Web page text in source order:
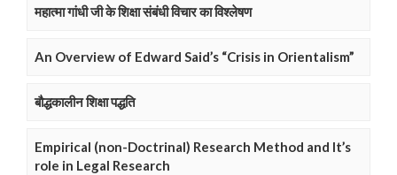
महात्मा गांधी जी के शिक्षा संबंधी विचार का विश्लेषण
An Overview of Edward Said’s “Crisis in Orientalism”
बौद्धकालीन शिक्षा पद्धति
Empirical (non-Doctrinal) Research Method and It’s
role in Legal Research